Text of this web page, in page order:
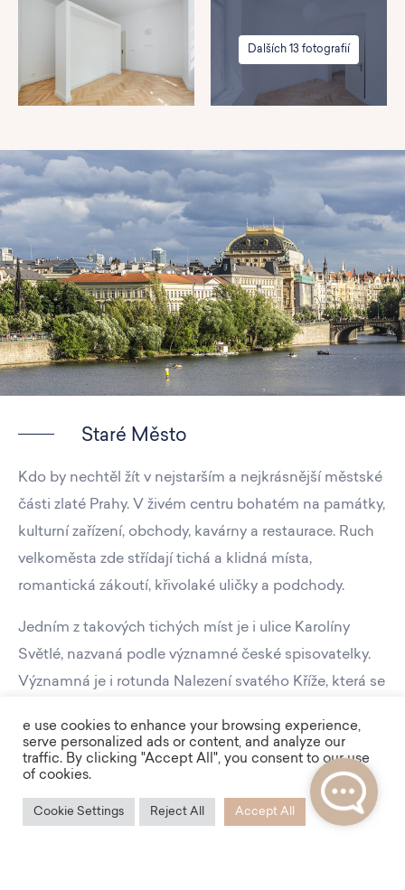
Dalších 13 fotografií
Staré Město
Kdo by nechtěl žít v nejstarším a nejkrásnější městské
části zlaté Prahy. V živém centru bohatém na památky,
kulturní zařízení, obchody, kavárny a restaurace. Ruch
velkoměsta zde střídají tichá a klidná místa,
romantická zákoutí, křivolaké uličky a podchody.
Jedním z takových tichých míst je i ulice Karolíny
Světlé, nazvaná podle významné české spisovatelky.
Významná je i rotunda Nalezení svatého Kříže, která se
e use cookies to enhance your browsing experience,
serve personalized ads or content, and analyze our
traffic. By clicking "Accept All", you consent to our use
of cookies.
Cookie Settings Reject All Accept All